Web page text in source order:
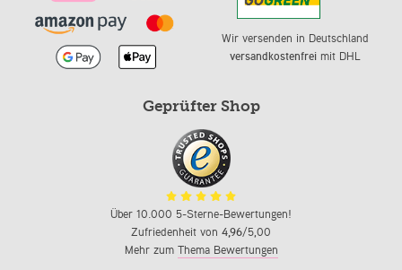
Wir versenden in Deutschland
versandkostenfreimit DHL
Geprüfter Shop
Über 10.000 5-Sterne-Bewertungen!
Zufriedenheit von 4,96/5,00
Mehr zum Thema Bewertungen